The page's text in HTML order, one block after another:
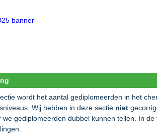
wordt het aantal gediplomeerden in het
Wij hebben in deze sectie niet
we gediplomeerden dubbel kunnen tellen. In